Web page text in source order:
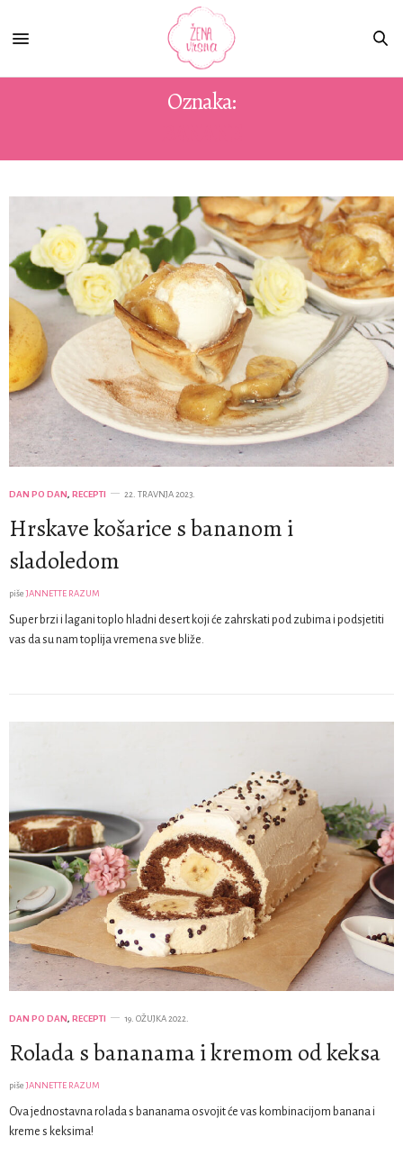
Oznaka:
DAN PO DAN, RECEPTI 22. TRAVNJA 2023.
Hrskave košarice s bananom i
sladoledom
piše JANNETTE RAZUM
Super brzi i lagani toplo hladni desert koji će zahrskati pod zubima i podsjetiti
vas da su nam toplija vremena sve bliže.
DAN PO DAN, RECEPTI 19. OŽUJKA 2022.
Rolada s bananama i kremom od keksa
piše JANNETTE RAZUM
Ova jednostavna rolada s bananama osvojit će vas kombinacijom banana i
kreme s keksima!